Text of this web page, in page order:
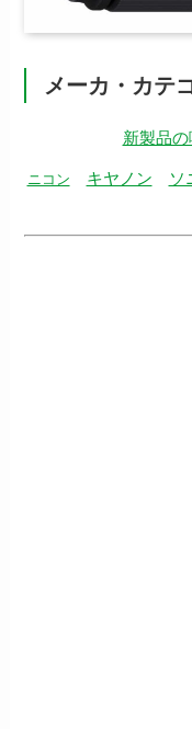
メーカ・カテ
新製品の
ニコン キヤノン ソ